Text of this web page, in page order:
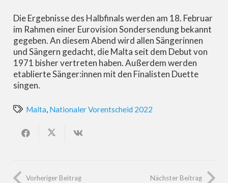
Die Ergebnisse des Halbfinals werden am 18. Februar
im Rahmen einer Eurovision Sondersendung bekannt
gegeben. An diesem Abend wird allen Sängerinnen
und Sängern gedacht, die Malta seit dem Debut von
1971 bisher vertreten haben. Außerdem werden
etablierte Sänger:innen mit den Finalisten Duette
singen.
Malta, Nationaler Vorentscheid 2022
Vorheriger Beitrag Nächster Beitrag